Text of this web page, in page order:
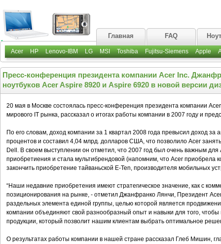
Главная FAQ
Acer HP Lenovo-IBM LG MSI Toshiba Fujitsu-Siemens Apple
Пресс-конференция президента компании Acer Inc.
ноутбуков Acer Aspire 8920 и Aspire 6920 в новой версии
20 мая в Москве состоялась пресс-конференция президента компании
мирового IT рынка, рассказал о итогах работы компании в 2007 году и
По его словам, доход компании за 1 квартал 2008 года превысил доход за
процентов и составил 4,04 млрд. долларов США, что позволило Acer
Dell. В своем выступлении он отметил, что 2007 год был очень важным для
приобретиения и стала мультибрендовой (напомним, что Acer приобрела
закончить приобретение тайваньской E-Ten, производителя мобильных
“Наши недавние приобретения имеют стратегическое значение, как с
позиционирования на рынке, - отметил Джанфранко Лянчи, Президент
раздельных элемента единой группы, целью которой является
компании объединяют свой разнообразный опыт и навыки для того,
продукции, который позволит нашим клиентам выбрать оптимальное
О результатах работы компании в нашей стране рассказал Глеб Мишин,